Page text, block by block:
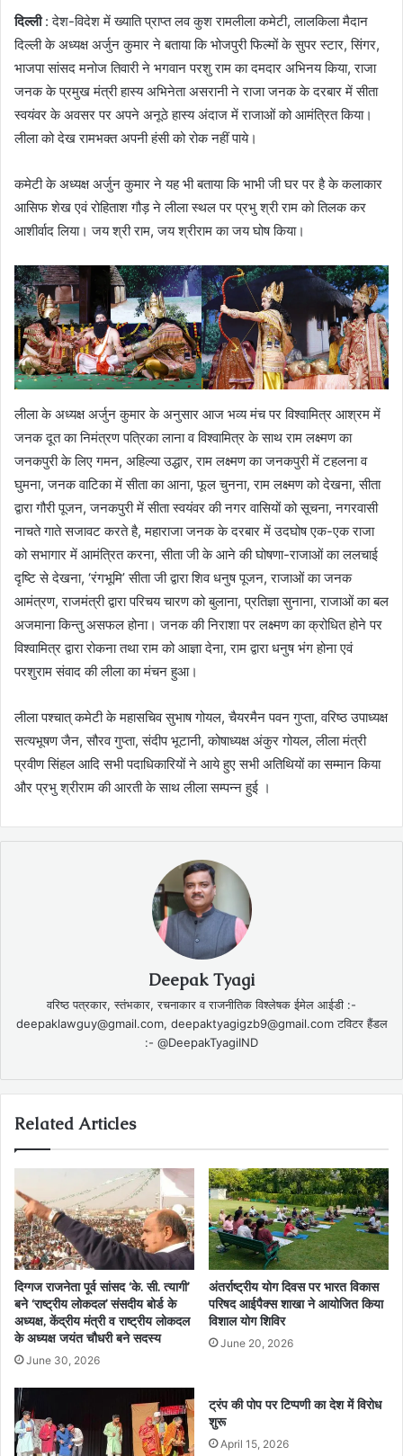
दिल्ली: देश-विदेश में ख्याति प्राप्त लव कुश रामलीला कमेटी, लालकिला मैदान
दिल्ली के अध्यक्ष अर्जुन कुमार ने बताया कि भोजपुरी फिल्मों के सुपर स्टार, सिंगर,
भाजपा सांसद मनोज तिवारी ने भगवान परशु राम का दमदार अभिनय किया, राजा
जनक के प्रमुख मंत्री हास्य अभिनेता असरानी ने राजा जनक के दरबार में सीता
स्वयंवर के अवसर पर अपने अनूठे हास्य अंदाज में राजाओं को आमंत्रित किया।
लीला को देख रामभक्त अपनी हंसी को रोक नहीं पाये।
कमेटी के अध्यक्ष अर्जुन कुमार ने यह भी बताया कि भाभी जी घर पर है के कलाकार
आसिफ शेख एवं रोहिताश गौड़ ने लीला स्थल पर प्रभु श्री राम को तिलक कर
आशीर्वाद लिया। जय श्री राम, जय श्रीराम का जय घोष किया।
लीला के अध्यक्ष अर्जुन कुमार के अनुसार आज भव्य मंच पर विश्वामित्र आश्रम में
जनक दूत का निमंत्रण पत्रिका लाना व विश्वामित्र के साथ राम लक्ष्मण का
जनकपुरी के लिए गमन, अहिल्या उद्धार, राम लक्ष्मण का जनकपुरी में टहलना व
घुमना, जनक वाटिका में सीता का आना, फूल चुनना, राम लक्ष्मण को देखना, सीता
द्वारा गौरी पूजन, जनकपुरी में सीता स्वयंवर की नगर वासियों को सूचना, नगरवासी
नाचते गाते सजावट करते है, महाराजा जनक के दरबार में उदघोष एक-एक राजा
को सभागार में आमंत्रित करना, सीता जी के आने की घोषणा-राजाओं का ललचाई
दृष्टि से देखना, ‘रंगभूमि’ सीता जी द्वारा शिव धनुष पूजन, राजाओं का जनक
आमंत्रण, राजमंत्री द्वारा परिचय चारण को बुलाना, प्रतिज्ञा सुनाना, राजाओं का बल
अजमाना किन्तु असफल होना। जनक की निराशा पर लक्ष्मण का क्रोधित होने पर
विश्वामित्र द्वारा रोकना तथा राम को आज्ञा देना, राम द्वारा धनुष भंग होना एवं
परशुराम संवाद की लीला का मंचन हुआ।
लीला पश्चात् कमेटी के महासचिव सुभाष गोयल, चैयरमैन पवन गुप्ता, वरिष्ठ उपाध्यक्ष
सत्यभूषण जैन, सौरव गुप्ता, संदीप भूटानी, कोषाध्यक्ष अंकुर गोयल, लीला मंत्री
प्रवीण सिंहल आदि सभी पदाधिकारियों ने आये हुए सभी अतिथियों का सम्मान किया
और प्रभु श्रीराम की आरती के साथ लीला सम्पन्न हुई ।
Deepak Tyagi
वरिष्ठ पत्रकार, स्तंभकार, रचनाकार व राजनीतिक विश्लेषक ईमेल आईडी :-
deepaklawguy@gmail.com, deepaktyagigzb9@gmail.com टविटर हैंडल
:- @DeepakTyagiIND
Related Articles
दिग्गज राजनेता पूर्व सांसद ‘के. सी. त्यागी’
बने ‘राष्ट्रीय लोकदल’ संसदीय बोर्ड के
अध्यक्ष, केंद्रीय मंत्री व राष्ट्रीय लोकदल
के अध्यक्ष जयंत चौधरी बने सदस्य
June 30, 2026
अंतर्राष्ट्रीय योग दिवस पर भारत विकास
परिषद आईपैक्स शाखा ने आयोजित किया
विशाल योग शिविर
June 20, 2026
ट्रंप की पोप पर टिप्पणी का देश में विरोध
शुरू
April 15, 2026